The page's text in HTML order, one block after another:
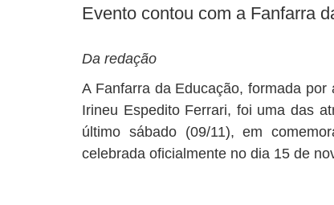
Evento contou com a Fanfarra
Da redação
A Fanfarra da Educação, formada
Irineu Espedito Ferrari, foi uma das
último sábado (09/11), em
celebrada oficialmente no dia 15 de